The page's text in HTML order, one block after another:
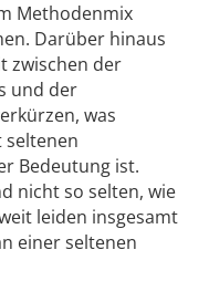
Methodenmix
Darüber hinaus
zwischen der
und der
was
Bedeutung ist.
nicht so selten, wie
leiden insgesamt
einer seltenen